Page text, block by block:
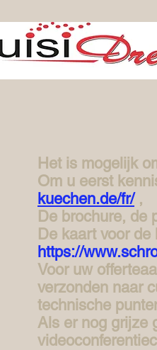
Het is mogelijk
Om u eerst
kuechen.de/fr/ ,
De brochure, de
De kaart voor
https://
Voor uw
verzonden naar
technische
Als er nog grijze